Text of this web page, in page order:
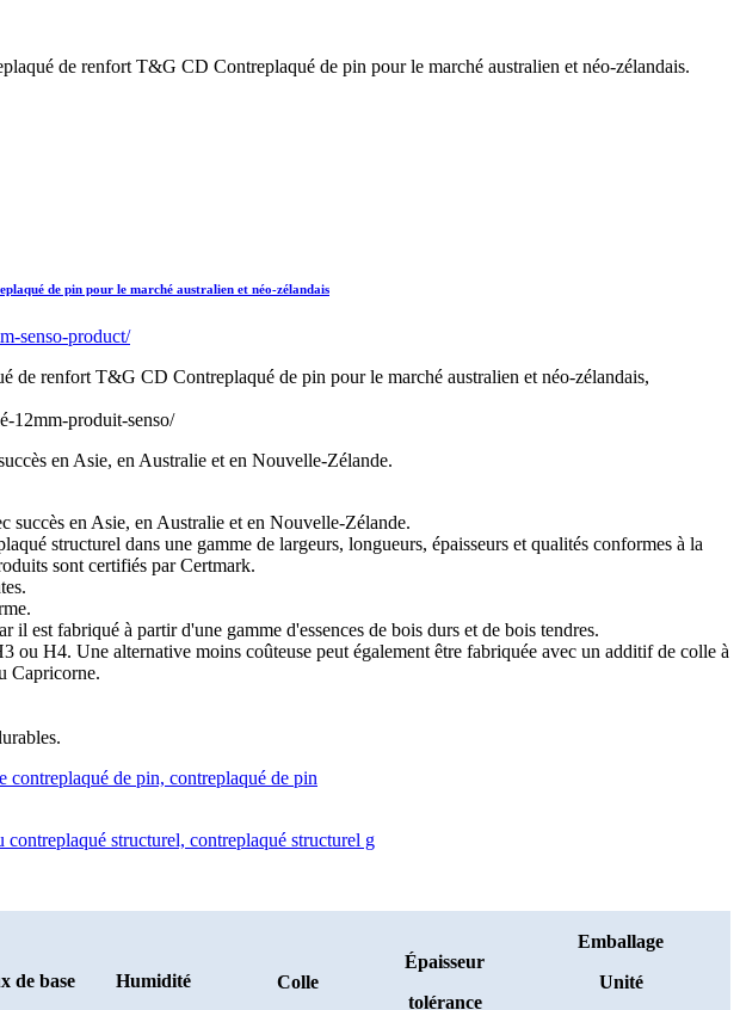
de renfort T&G CD Contreplaqué de pin pour le marché australien et néo-zélandais.
de pin pour le marché australien et néo-zélandais
renfort T&G CD Contreplaqué de pin pour le marché australien et néo-zélandais,
en Asie, en Australie et en Nouvelle-Zélande.
succès en Asie, en Australie et en Nouvelle-Zélande.
structurel dans une gamme de largeurs, longueurs, épaisseurs et qualités conformes à la
sont certifiés par Certmark.
est fabriqué à partir d'une gamme d'essences de bois durs et de bois tendres.
ou H4. Une alternative moins coûteuse peut également être fabriquée avec un additif de colle à
Capricorne.
Colle
Épaisseur
tolérance
Emballage
Unité
de base Humidité